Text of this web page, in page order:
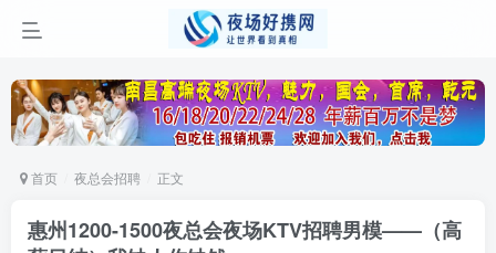
首页 夜总会招聘 正文
惠州1200-1500夜总会夜场KTV招聘男模——（高